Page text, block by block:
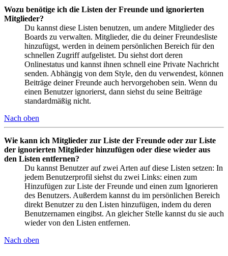
Wozu benötige ich die Listen der Freunde und ignorierten
Mitglieder?
Du kannst diese Listen benutzen, um andere Mitglieder des
Boards zu verwalten. Mitglieder, die du deiner Freundesliste
hinzufügst, werden in deinem persönlichen Bereich für den
schnellen Zugriff aufgelistet. Du siehst dort deren
Onlinestatus und kannst ihnen schnell eine Private Nachricht
senden. Abhängig von dem Style, den du verwendest, können
Beiträge deiner Freunde auch hervorgehoben sein. Wenn du
einen Benutzer ignorierst, dann siehst du seine Beiträge
standardmäßig nicht.
Nach oben
Wie kann ich Mitglieder zur Liste der Freunde oder zur Liste
der ignorierten Mitglieder hinzufügen oder diese wieder aus
den Listen entfernen?
Du kannst Benutzer auf zwei Arten auf diese Listen setzen: In
jedem Benutzerprofil siehst du zwei Links: einen zum
Hinzufügen zur Liste der Freunde und einen zum Ignorieren
des Benutzers. Außerdem kannst du im persönlichen Bereich
direkt Benutzer zu den Listen hinzufügen, indem du deren
Benutzernamen eingibst. An gleicher Stelle kannst du sie auch
wieder von den Listen entfernen.
Nach oben